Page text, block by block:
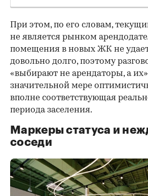
При этом, по его словам,
не является рынком
помещения в новых ЖК не
довольно долго, поэтому
«выбирают не арендаторы, а
значительной мере
вполне соответствующая
периода заселения.
Маркеры статуса и
соседи